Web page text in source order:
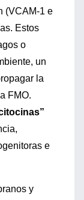
(VCAM-1 e
Estos
o
un
la
FMO.
e
y